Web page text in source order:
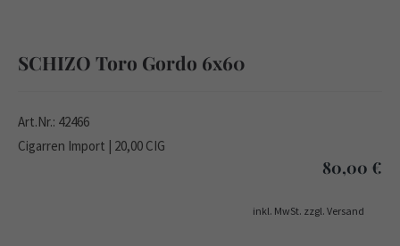
SCHIZO Toro Gordo 6x60
Art.Nr.: 42466
Cigarren Import | 20,00 CIG
80,00 €
inkl. MwSt. zzgl. Versand